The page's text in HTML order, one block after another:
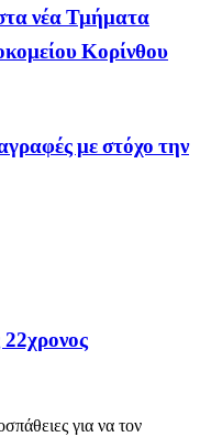
νέα Τμήματα
Κορίνθου
με στόχο την
για να τον